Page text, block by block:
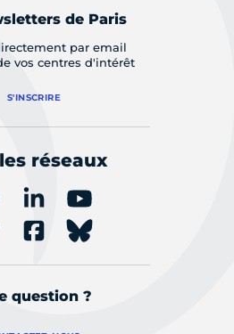
de Paris
par email
vos centres d'intérêt
S'INSCRIRE
réseaux
question ?